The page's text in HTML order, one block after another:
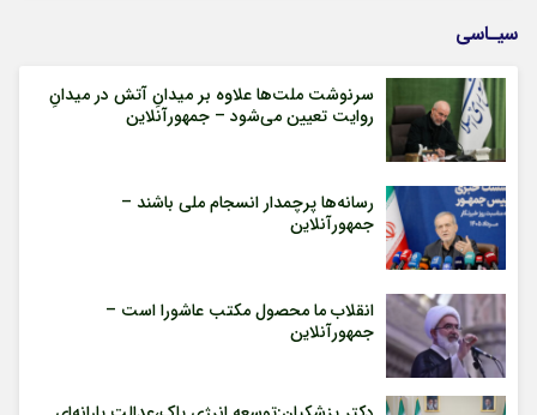
سیـاسی
سرنوشت ملت‌ها علاوه بر میدانِ آتش در میدانِ
روایت تعیین می‌شود – جمهورآنلاین
رسانه‌ها پرچمدار انسجام ملی باشند –
جمهورآنلاین
انقلاب ما محصول مکتب عاشورا است –
جمهورآنلاین